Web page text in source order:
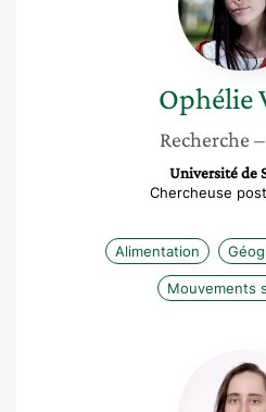
Ophélie
Recherche
Université de
Chercheuse
Alimentation
Mouvements